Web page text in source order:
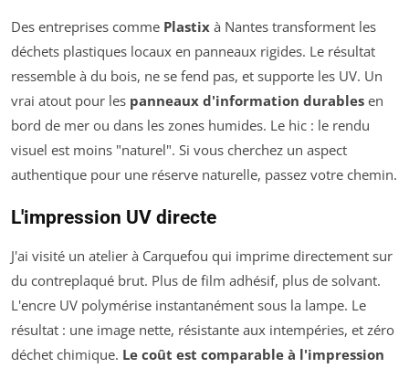
Des entreprises comme Plastix à Nantes transforment les
déchets plastiques locaux en panneaux rigides. Le résultat
ressemble à du bois, ne se fend pas, et supporte les UV. Un
vrai atout pour les panneaux d'information durables en
bord de mer ou dans les zones humides. Le hic : le rendu
visuel est moins "naturel". Si vous cherchez un aspect
authentique pour une réserve naturelle, passez votre chemin.
L'impression UV directe
J'ai visité un atelier à Carquefou qui imprime directement sur
du contreplaqué brut. Plus de film adhésif, plus de solvant.
L'encre UV polymérise instantanément sous la lampe. Le
résultat : une image nette, résistante aux intempéries, et zéro
déchet chimique. Le coût est comparable à l'impression